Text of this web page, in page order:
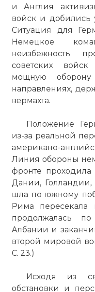
и Англия
войск и добились
Ситуация для
Немецкое
неизбежность
советских
мощную
направлениях,
вермахта.
Положение
из-за реальной
американо-
Линия обороны
фронте
Дании,
шла по южному
Рима пересекала
продолжалась
Албании и
второй мировой
С. 23.)
Исходя из
обстановки и